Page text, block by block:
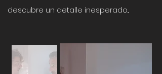
descubre un detalle inesperado...